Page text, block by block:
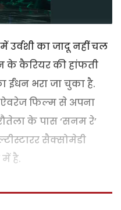
में उर्वशी का जादू नहीं चल
के कैरियर की हांफती
ईंधन भरा जा चुका है.
ऐवरेज फिल्म से अपना
के पास ‘सनम रे’
सैक्सोमेडी
में है.